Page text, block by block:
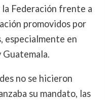
Federación frente a
promovidos por
especialmente en
Guatemala.
no se hicieron
su mandato, las